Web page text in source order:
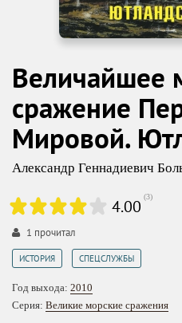
Величайшее
сражение
Мировой.
Александр Геннадиевич
4.00 (3)
1 прочитал
ИСТОРИЯ СПЕЦСЛУЖБЫ
Год выхода: 2010
Серия: Великие морские сражения